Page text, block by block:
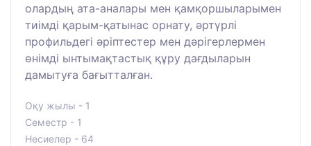
олардың ата-аналары мен қамқоршыларымен
тиімді қарым-қатынас орнату, әртүрлі
профильдегі әріптестер мен дәрігерлермен
өнімді ынтымақтастық құру дағдыларын
дамытуға бағытталған.
Оқу жылы - 1
Семестр - 1
Несиелер - 64